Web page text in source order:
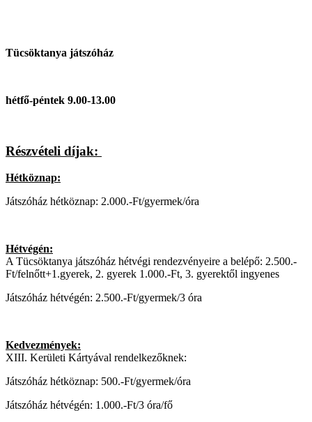
Tücsöktanya játszóház
hétfő-péntek 9.00-13.00
Részvételi díjak:
Hétköznap:
Játszóház hétköznap: 2.000.-Ft/gyermek/óra
Hétvégén:
A Tücsöktanya játszóház hétvégi rendezvényeire a belépő: 2.500.-
Ft/felnőtt+1.gyerek, 2. gyerek 1.000.-Ft, 3. gyerektől ingyenes
Játszóház hétvégén: 2.500.-Ft/gyermek/3 óra
Kedvezmények:
XIII. Kerületi Kártyával rendelkezőknek:
Játszóház hétköznap: 500.-Ft/gyermek/óra
Játszóház hétvégén: 1.000.-Ft/3 óra/fő